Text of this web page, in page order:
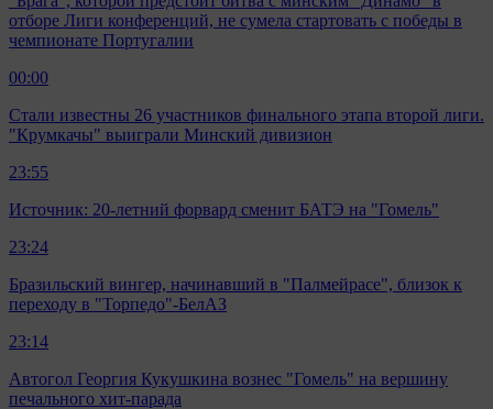
отборе Лиги конференций, не сумела стартовать с победы в
чемпионате Португалии
00:00
Стали известны 26 участников финального этапа второй лиги.
"Крумкачы" выиграли Минский дивизион
23:55
Источник: 20-летний форвард сменит БАТЭ на "Гомель"
23:24
Бразильский вингер, начинавший в "Палмейрасе", близок к
переходу в "Торпедо"-БелАЗ
23:14
Автогол Георгия Кукушкина вознес "Гомель" на вершину
печального хит-парада